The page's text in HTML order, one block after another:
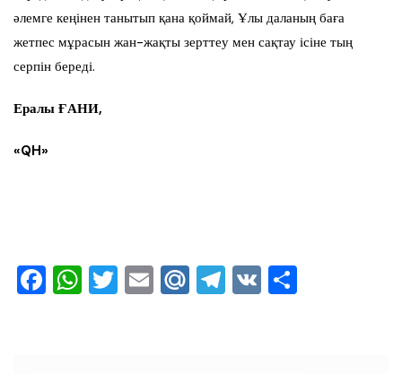
әлемге кеңінен танытып қана қоймай, Ұлы даланың баға
жетпес мұрасын жан-жақты зерттеу мен сақтау ісіне тың
серпін береді.
Ералы ҒАНИ,
«QH»
F W T E M T V